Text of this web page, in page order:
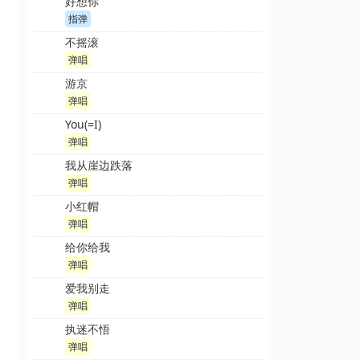
指弹
不摇滚
弹唱
游京
弹唱
You(=I)
弹唱
我从崖边跌落
弹唱
小红帽
弹唱
给你给我
弹唱
爱我别走
弹唱
执迷不悟
弹唱